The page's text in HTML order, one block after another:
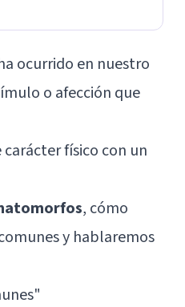
ocurrido en nuestro
o afección que
físico con un
, cómo
y hablaremos
"